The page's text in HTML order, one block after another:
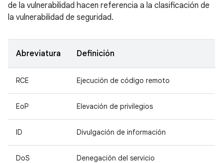
de la vulnerabilidad hacen referencia a la clasificación de
la vulnerabilidad de seguridad.
Abreviatura Definición
RCE Ejecución de código remoto
EoP Elevación de privilegios
ID Divulgación de información
DoS Denegación del servicio